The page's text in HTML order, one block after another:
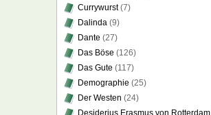
Currywurst(7)
Dalinda (9)
Dante (27)
Das Böse (126)
Das Gute (117)
Demographie (25)
Der Westen (24)
Desiderius Erasmus von Rotterdam